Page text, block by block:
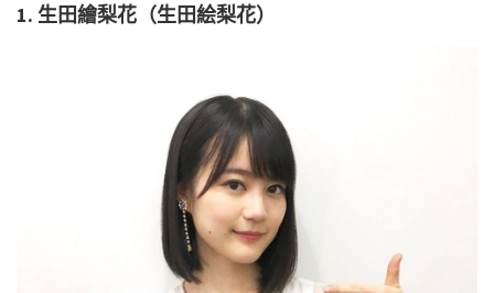
1. 生田繪梨花（生田絵梨花）